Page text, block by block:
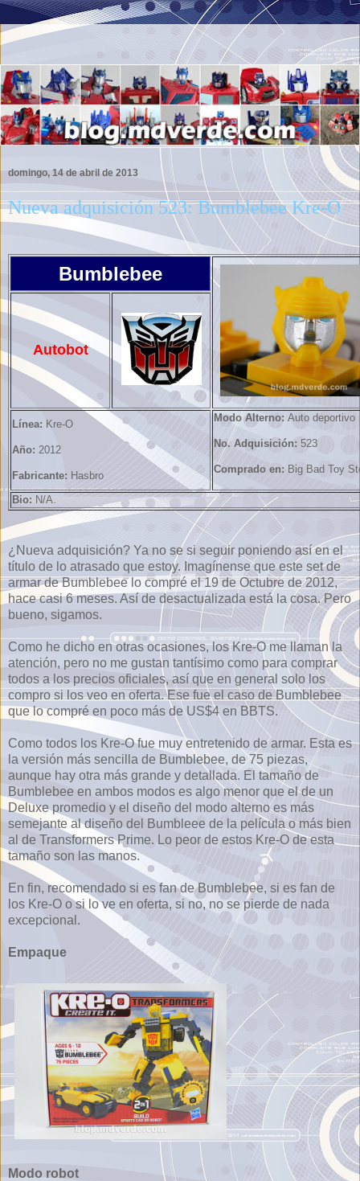
domingo, 14 de abril de 2013
Nueva adquisición 523: Bumblebee Kre-O
Bumblebee
Autobot
Línea: Kre-O
Año: 2012
Fabricante: Hasbro
Modo Alterno: Auto deportivo
No. Adquisición: 523
Comprado en: Big Bad Toy
Bio: N/A.
¿Nueva adquisición? Ya no se si seguir poniendo así en el
título de lo atrasado que estoy. Imagínense que este set de
armar de Bumblebee lo compré el 19 de Octubre de 2012,
hace casi 6 meses. Así de desactualizada está la cosa. Pero
bueno, sigamos.
Como he dicho en otras ocasiones, los Kre-O me llaman la
atención, pero no me gustan tantísimo como para comprar
todos a los precios oficiales, así que en general solo los
compro si los veo en oferta. Ese fue el caso de Bumblebee
que lo compré en poco más de US$4 en BBTS.
Como todos los Kre-O fue muy entretenido de armar. Esta es
la versión más sencilla de Bumblebee, de 75 piezas,
aunque hay otra más grande y detallada. El tamaño de
Bumblebee en ambos modos es algo menor que el de un
Deluxe promedio y el diseño del modo alterno es más
semejante al diseño del Bumbleee de la película o más bien
al de Transformers Prime. Lo peor de estos Kre-O de esta
tamaño son las manos.
En fin, recomendado si es fan de Bumblebee, si es fan de
los Kre-O o si lo ve en oferta, si no, no se pierde de nada
excepcional.
Empaque
Modo robot